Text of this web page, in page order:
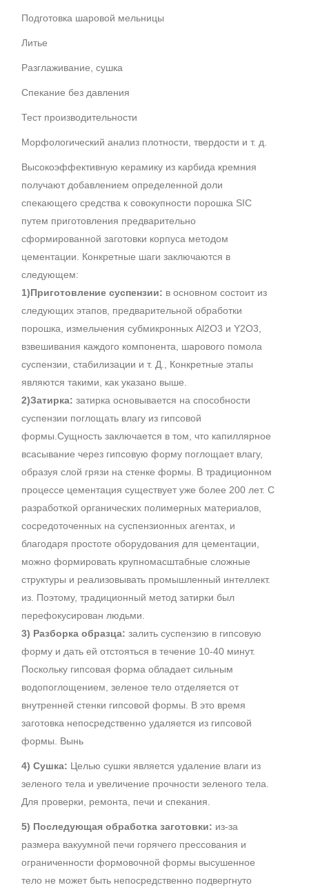
Подготовка шаровой мельницы
Литье
Разглаживание, сушка
Спекание без давления
Тест производительности
Морфологический анализ плотности, твердости и т. д.
Высокоэффективную керамику из карбида кремния
получают добавлением определенной доли
спекающего средства к совокупности порошка SIC
путем приготовления предварительно
сформированной заготовки корпуса методом
цементации. Конкретные шаги заключаются в
следующем:
1)Приготовление суспензии: в основном состоит из
следующих этапов, предварительной обработки
порошка, измельчения субмикронных Al2O3 и Y2O3,
взвешивания каждого компонента, шарового помола
суспензии, стабилизации и т. Д., Конкретные этапы
являются такими, как указано выше.
2)Затирка: затирка основывается на способности
суспензии поглощать влагу из гипсовой
формы.Сущность заключается в том, что капиллярное
всасывание через гипсовую форму поглощает влагу,
образуя слой грязи на стенке формы. В традиционном
процессе цементация существует уже более 200 лет. С
разработкой органических полимерных материалов,
сосредоточенных на суспензионных агентах, и
благодаря простоте оборудования для цементации,
можно формировать крупномасштабные сложные
структуры и реализовывать промышленный интеллект.
из. Поэтому, традиционный метод затирки был
перефокусирован людьми.
3) Разборка образца: залить суспензию в гипсовую
форму и дать ей отстояться в течение 10-40 минут.
Поскольку гипсовая форма обладает сильным
водопоглощением, зеленое тело отделяется от
внутренней стенки гипсовой формы. В это время
заготовка непосредственно удаляется из гипсовой
формы. Вынь
4) Сушка: Целью сушки является удаление влаги из
зеленого тела и увеличение прочности зеленого тела.
Для проверки, ремонта, печи и спекания.
5) Последующая обработка заготовки: из-за
размера вакуумной печи горячего прессования и
ограниченности формовочной формы высушенное
тело не может быть непосредственно подвергнуто